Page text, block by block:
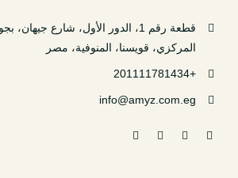
قطعة رقم 1، الدور الأول، شارع
المركزي، قويسنا، المنوفية، مصر
+201111781434
info@amyz.com.eg